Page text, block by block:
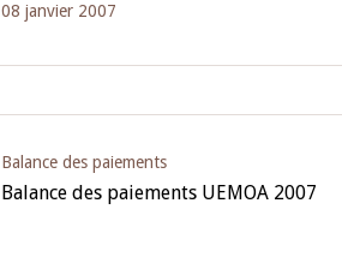
08 janvier 2007
Balance des paiements
Balance des paiements UEMOA 2007